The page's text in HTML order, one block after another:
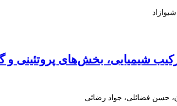
شیمیایی، بخش‌های
حسن فضائلی، جواد رضائی